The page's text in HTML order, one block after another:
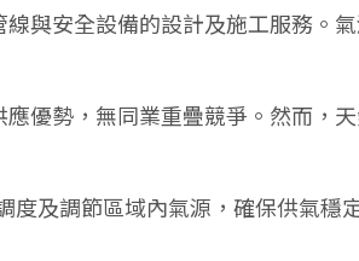
與安全設備的設計及施工服務。
優勢，無同業重疊競爭。然而，
度及調節區域內氣源，確保供氣穩